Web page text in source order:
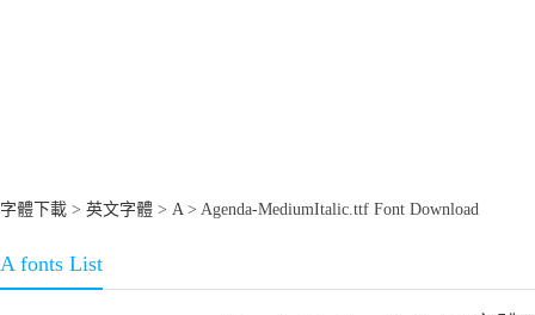
字體下載 > 英文字體 > A> Agenda-MediumItalic.ttf Font Download
A fonts List